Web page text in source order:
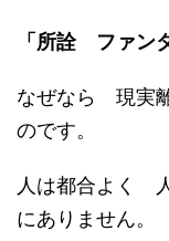
「所詮 ファン
なぜなら 現実
のです。
人は都合よく
にありません。